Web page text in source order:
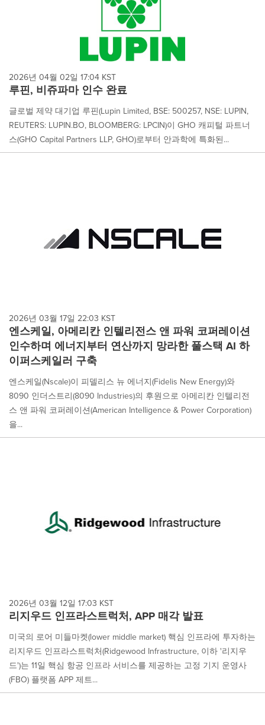
2026년 04월 02일 17:04 KST
루핀, 비쥬파마 인수 완료
글로벌 제약 대기업 루핀(Lupin Limited, BSE: 500257, NSE: LUPIN,
REUTERS: LUPIN.BO, BLOOMBERG: LPCIN)이 GHO 캐피털 파트너
스(GHO Capital Partners LLP, GHO)로부터 안과학에 특화된...
2026년 03월 17일 22:03 KST
엔스케일, 아메리칸 인텔리전스 앤 파워 코퍼레이션
인수하며 에너지부터 연산까지 망라한 풀스택 AI 하
이퍼스케일러 구축
엔스케일(Nscale)이 피델리스 뉴 에너지(Fidelis New Energy)와
8090 인더스트리(8090 Industries)의 후원으로 아메리칸 인텔리전
스 앤 파워 코퍼레이션(American Intelligence & Power Corporation)
을...
2026년 03월 12일 17:03 KST
리지우드 인프라스트럭처, APP 매각 발표
미국의 로어 미들마켓(lower middle market) 핵심 인프라에 투자하는
리지우드 인프라스트럭처(Ridgewood Infrastructure, 이하 '리지우
드')는 11일 핵심 항공 인프라 서비스를 제공하는 고정 기지 운영사
(FBO) 플랫폼 APP 제트...